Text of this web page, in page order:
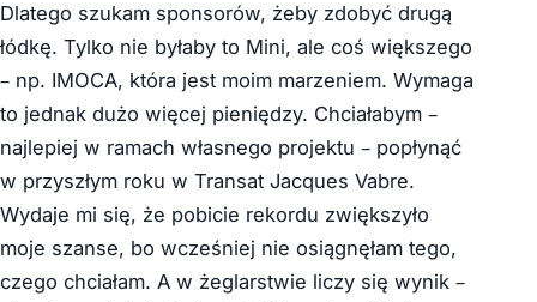
Dlatego szukam sponsorów, żeby zdobyć drugą
łódkę. Tylko nie byłaby to Mini, ale coś większego
– np. IMOCA, która jest moim marzeniem. Wymaga
to jednak dużo więcej pieniędzy. Chciałabym –
najlepiej w ramach własnego projektu – popłynąć
w przyszłym roku w Transat Jacques Vabre.
Wydaje mi się, że pobicie rekordu zwiększyło
moje szanse, bo wcześniej nie osiągnęłam tego,
czego chciałam. A w żeglarstwie liczy się wynik –